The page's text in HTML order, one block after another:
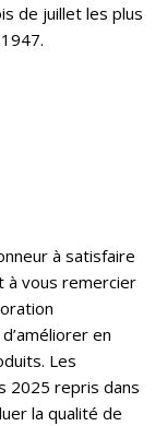
de juillet les plus
à satisfaire
à vous remercier
en
Les
2025 repris dans
la qualité de